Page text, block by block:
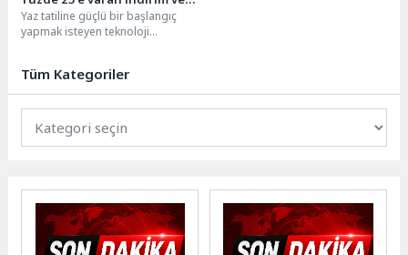
12 taksit fırsatı!
Yaz tatiline güçlü bir başlangıç
yapmak isteyen teknoloji
kapsamında...
Tüm Kategoriler